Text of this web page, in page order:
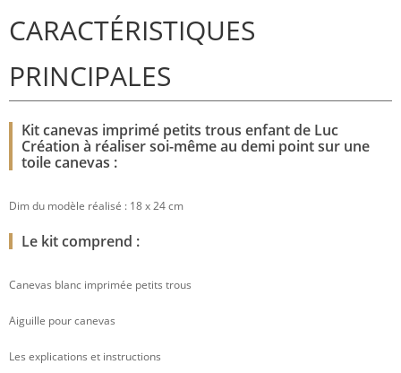
CARACTÉRISTIQUES
PRINCIPALES
Kit canevas imprimé petits trous enfant de Luc
Création à réaliser soi-même au demi point sur une
toile canevas :
Dim du modèle réalisé : 18 x 24 cm
Le kit comprend :
Canevas blanc imprimée petits trous
Aiguille pour canevas
Les explications et instructions